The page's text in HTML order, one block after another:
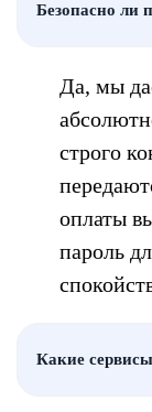
Безопасно ли
Да, мы
строго
оплаты
пароль
Какие